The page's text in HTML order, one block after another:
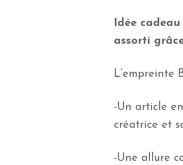
Idée
assorti
L’empreinte
-Un article
créatrice et
-Une allure